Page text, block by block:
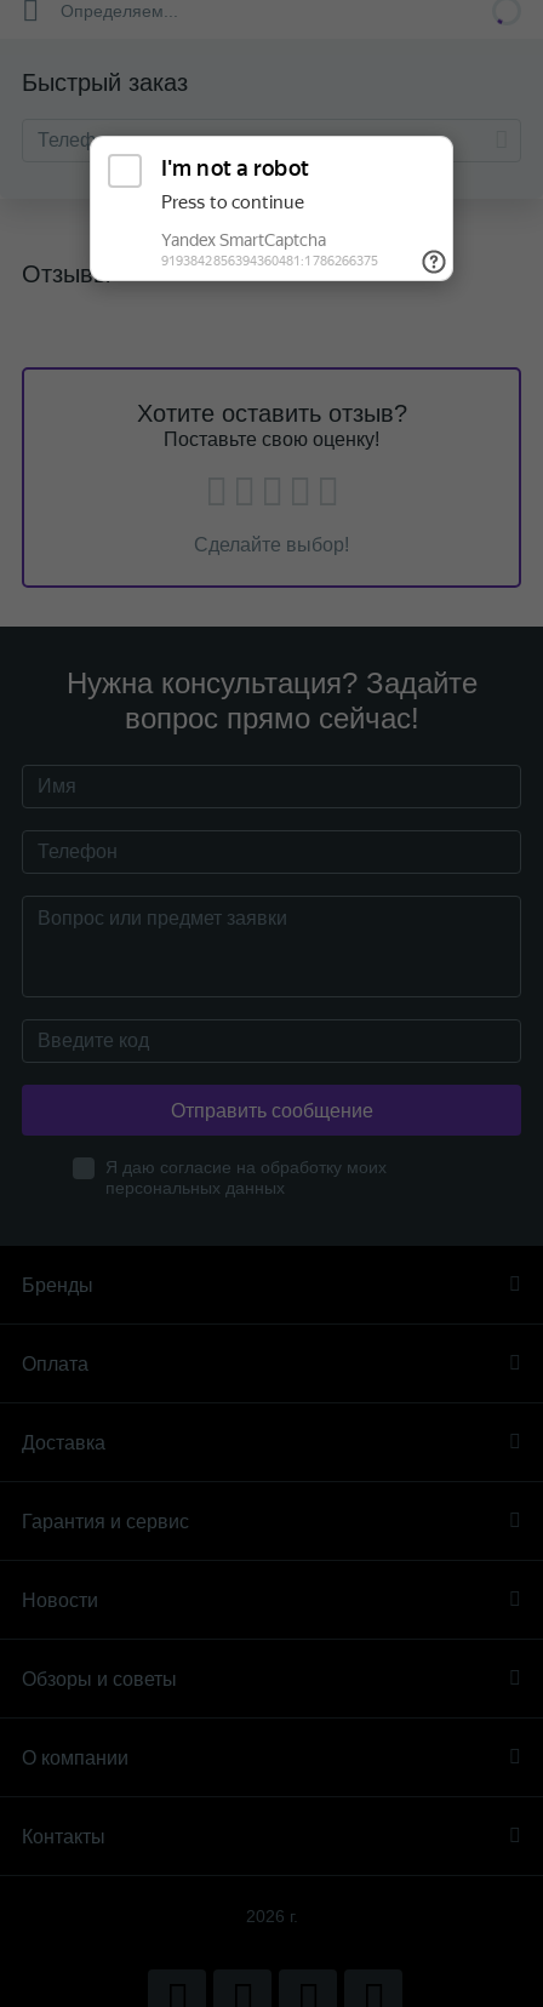
Определяем...
Быстрый заказ
Отзывы
Хотите оставить отзыв?
Поставьте свою оценку!
Сделайте выбор!
Нужна консультация? Задайте
вопрос прямо сейчас!
Отправить сообщение
Я даю согласие на обработку моих
персональных данных
Бренды
Оплата
Доставка
Гарантия и сервис
Новости
Обзоры и советы
О компании
Контакты
2026 г.